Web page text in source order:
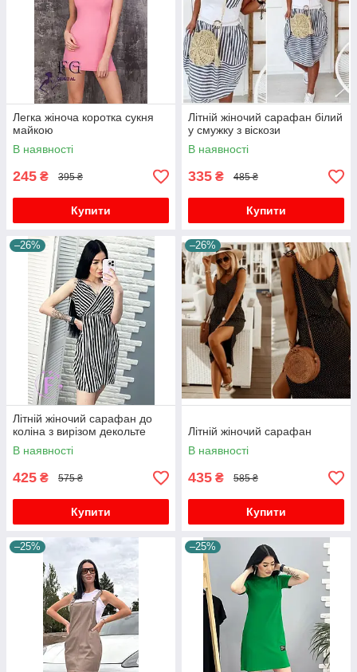
Легка жіноча коротка сукня
майкою
В наявності
245 ₴ 395 ₴
Купити
Літній жіночий сарафан білий
у смужку з віскози
В наявності
335 ₴ 485 ₴
Купити
–26%
Літній жіночий сарафан до
коліна з вирізом декольте
В наявності
425 ₴ 575 ₴
Купити
–26%
Літній жіночий сарафан
В наявності
435 ₴ 585 ₴
Купити
–25% –25%